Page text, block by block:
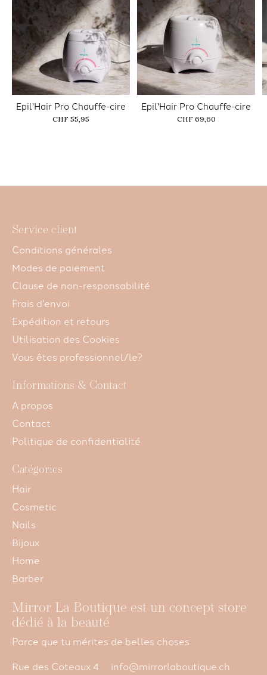
Epil'Hair Pro Chauffe-cire
CHF 55,95
Epil'Hair Pro Chauffe-cire
CHF 69,60
Service client
Conditions générales
Modes de paiement
Clause de non-responsabilité
Frais d'envoi
Expédition et retours
Utilisation des Cookies
Vous êtes professionnel/le?
Informations & Contact
A propos
Contact
Politique de confidentialité
Catégories
Hair
Cosmetic
Nails
Bijoux
Home
Barber
Mirror La Boutique est un concept store
dédié à la beauté
Parce que tu mérites de belles choses
Rue des Coteaux 4
info@mirrorlaboutique.ch